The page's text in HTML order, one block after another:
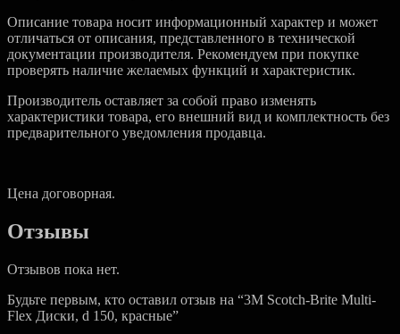
Описание товара носит информационный характер и может
отличаться от описания, представленного в технической
документации производителя. Рекомендуем при покупке
проверять наличие желаемых функций и характеристик.
Производитель оставляет за собой право изменять
характеристики товара, его внешний вид и комплектность без
предварительного уведомления продавца.
Цена договорная.
Отзывы
Отзывов пока нет.
Будьте первым, кто оставил отзыв на “3M Scotch-Brite Multi-
Flex Диски, d 150, красные”